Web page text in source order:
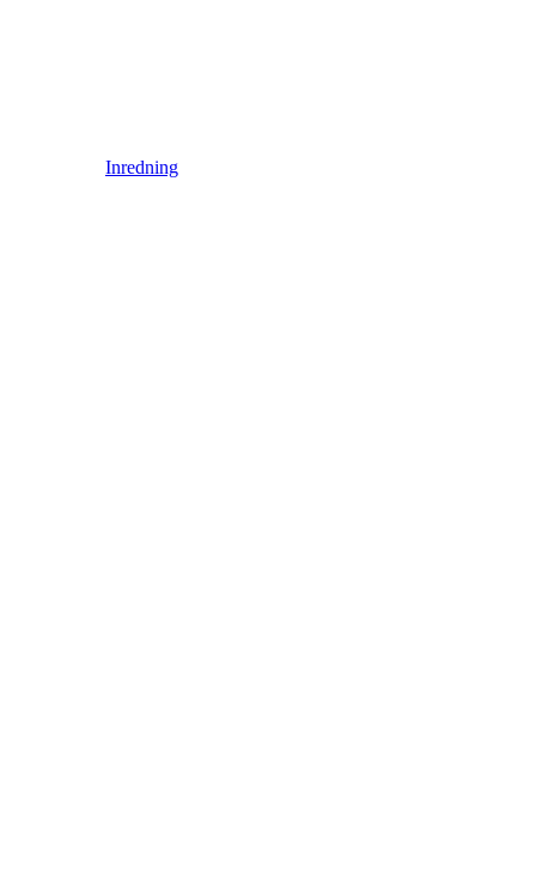
Inredning